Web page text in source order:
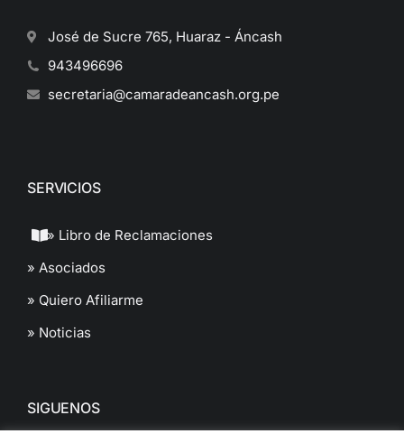
José de Sucre 765, Huaraz - Áncash
943496696
secretaria@camaradeancash.org.pe
SERVICIOS
» Libro de Reclamaciones
» Asociados
» Quiero Afiliarme
» Noticias
SIGUENOS